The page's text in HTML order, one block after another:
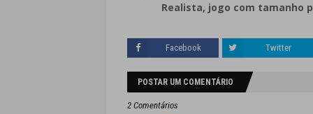
Realista, jogo com tamanho
Facebook Twitter
POSTAR UM COMENTÁRIO
2 Comentários